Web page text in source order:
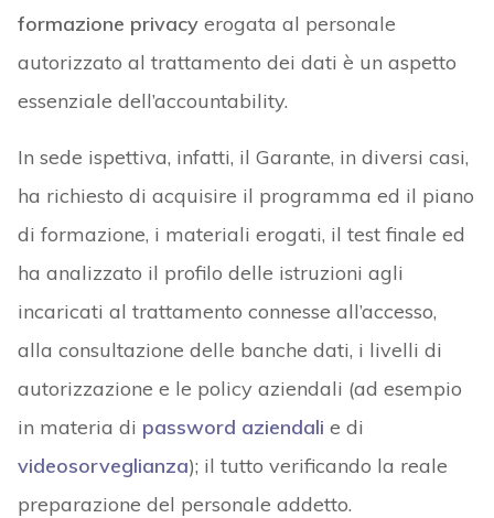
formazione privacyerogata al personale
autorizzato al trattamento dei dati è un aspetto
essenziale dell’accountability.
In sede ispettiva, infatti, il Garante, in diversi casi,
ha richiesto di acquisire il programma ed il piano
di formazione, i materiali erogati, il test finale ed
ha analizzato il profilo delle istruzioni agli
incaricati al trattamento connesse all’accesso,
alla consultazione delle banche dati, i livelli di
autorizzazione e le policy aziendali (ad esempio
in materia di password aziendali e di
videosorveglianza); il tutto verificando la reale
preparazione del personale addetto.